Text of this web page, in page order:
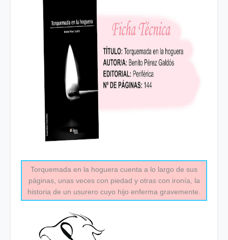
Torquemada en la hoguera cuenta a lo largo de sus
páginas, unas veces con piedad y otras con ironía, la
historia de un usurero cuyo hijo enferma gravemente.